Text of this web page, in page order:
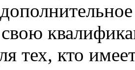
тех, кто